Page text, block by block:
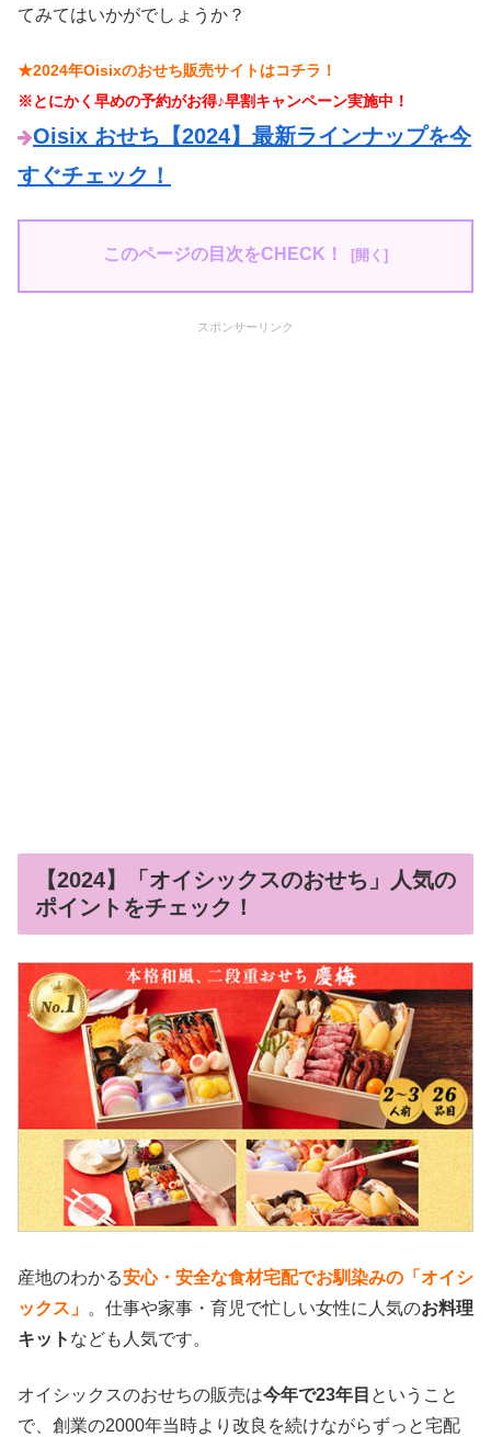
てみてはいかがでしょうか？
★2024年Oisixのおせち販売サイトはコチラ！
※とにかく早めの予約がお得♪早割キャンペーン実施中！
Oisix おせち【2024】最新ラインナップを今
すぐチェック！
このページの目次をCHECK！
スポンサーリンク
【2024】「オイシックスのおせち」人気の
ポイントをチェック！
産地のわかる安心・安全な食材宅配でお馴染みの「オイシ
ックス」 。仕事や家事・育児で忙しい女性に人気のお料理
キット なども人気です。
オイシックスのおせちの販売は今年で23年目 ということ
で、創業の2000年当時より改良を続けながらずっと宅配